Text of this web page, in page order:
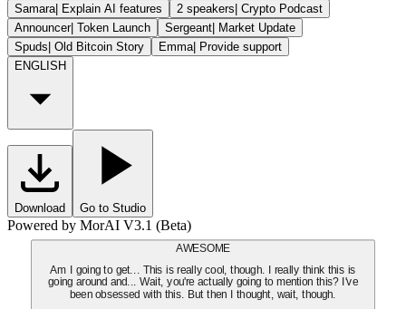
Samara| Explain AI features 2 speakers| Crypto Podcast
Announcer| Token Launch Sergeant| Market Update
Spuds| Old Bitcoin Story Emma| Provide support
ENGLISH
Download Go to Studio
Powered by MorAI V3.1 (Beta)
AWESOME
Am I going to get... This is really cool, though. I really think this is
going around and... Wait, you're actually going to mention this? I've
been obsessed with this. But then I thought, wait, though.